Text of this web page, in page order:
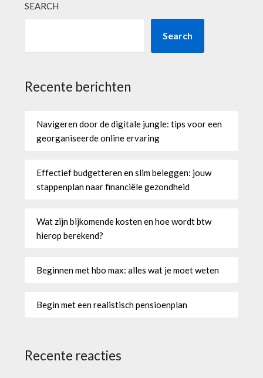
SEARCH
Search
Recente berichten
Navigeren door de digitale jungle: tips voor een
georganiseerde online ervaring
Effectief budgetteren en slim beleggen: jouw
stappenplan naar financiële gezondheid
Wat zijn bijkomende kosten en hoe wordt btw
hierop berekend?
Beginnen met hbo max: alles wat je moet weten
Begin met een realistisch pensioenplan
Recente reacties